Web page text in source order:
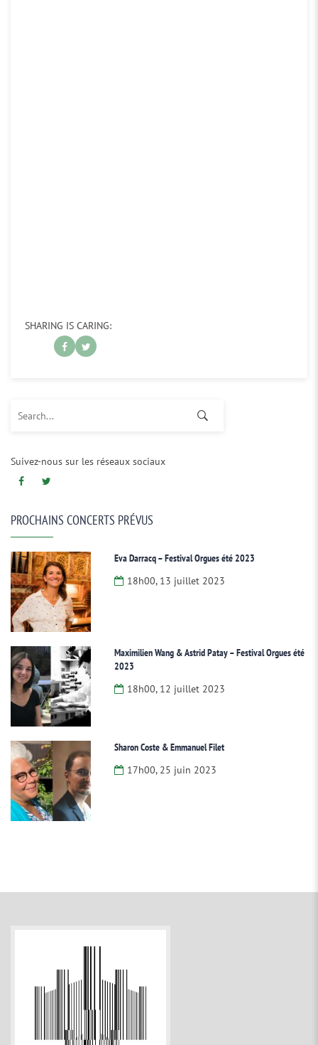
SHARING IS CARING:
Suivez-nous sur les réseaux sociaux
PROCHAINS CONCERTS PRÉVUS
Eva Darracq – Festival Orgues été 2023
18h00, 13 juillet 2023
Maximilien Wang & Astrid Patay – Festival Orgues été
2023
18h00, 12 juillet 2023
Sharon Coste & Emmanuel Filet
17h00, 25 juin 2023